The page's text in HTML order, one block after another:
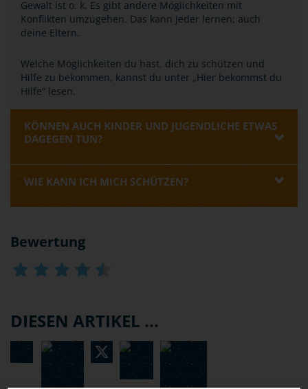
Gewalt ist o. k. Es gibt andere Möglichkeiten mit
Konflikten umzugehen. Das kann jeder lernen; auch
deine Eltern.
Welche Möglichkeiten du hast, dich zu schützen und
Hilfe zu bekommen, kannst du unter „Hier bekommst du
Hilfe“ lesen.
KÖNNEN AUCH KINDER UND JUGENDLICHE ETWAS
DAGEGEN TUN?
WIE KANN ICH MICH SCHÜTZEN?
Bewertung
DIESEN ARTIKEL ...